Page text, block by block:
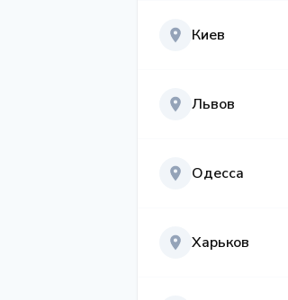
Киев
Львов
Одесса
Харьков